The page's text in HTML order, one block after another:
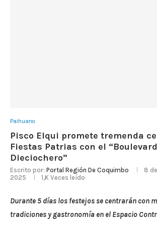
Paihuano
Pisco Elqui promete tremenda
Fiestas Patrias con el “Boulevard
Dieciochero”
Escrito por: Portal Región De Coquimbo
8
2025
1,K Veces leído
Durante 5 días los festejos se centrarán con
tradiciones y gastronomía en el Espacio